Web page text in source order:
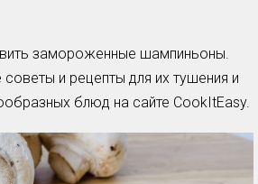
замороженные шампиньоны.
советы и рецепты для их тушения и
блюд на сайте CookItEasy.